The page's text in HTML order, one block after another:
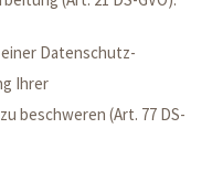
einer Datenschutz-
Ihrer
beschweren (Art. 77 DS-